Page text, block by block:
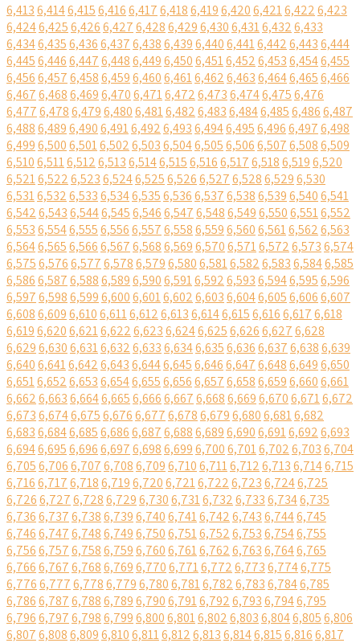
6,4136,4146,4156,4166,4176,4186,4196,4206,4216,4226,423
6,4246,4256,4266,4276,4286,4296,4306,4316,4326,433
6,4346,4356,4366,4376,4386,4396,4406,4416,4426,4436,444
6,4456,4466,4476,4486,4496,4506,4516,4526,4536,4546,455
6,4566,4576,4586,4596,4606,4616,4626,4636,4646,4656,466
6,4676,4686,4696,4706,4716,4726,4736,4746,4756,476
6,4776,4786,4796,4806,4816,4826,4836,4846,4856,4866,487
6,4886,4896,4906,4916,4926,4936,4946,4956,4966,4976,498
6,4996,5006,5016,5026,5036,5046,5056,5066,5076,5086,509
6,5106,5116,5126,5136,5146,5156,5166,5176,5186,5196,520
6,5216,5226,5236,5246,5256,5266,5276,5286,5296,530
6,5316,5326,5336,5346,5356,5366,5376,5386,5396,5406,541
6,5426,5436,5446,5456,5466,5476,5486,5496,5506,5516,552
6,5536,5546,5556,5566,5576,5586,5596,5606,5616,5626,563
6,5646,5656,5666,5676,5686,5696,5706,5716,5726,5736,574
6,5756,5766,5776,5786,5796,5806,5816,5826,5836,5846,585
6,5866,5876,5886,5896,5906,5916,5926,5936,5946,5956,596
6,5976,5986,5996,6006,6016,6026,6036,6046,6056,6066,607
6,6086,6096,6106,6116,6126,6136,6146,6156,6166,6176,618
6,6196,6206,6216,6226,6236,6246,6256,6266,6276,628
6,6296,6306,6316,6326,6336,6346,6356,6366,6376,6386,639
6,6406,6416,6426,6436,6446,6456,6466,6476,6486,6496,650
6,6516,6526,6536,6546,6556,6566,6576,6586,6596,6606,661
6,6626,6636,6646,6656,6666,6676,6686,6696,6706,6716,672
6,6736,6746,6756,6766,6776,6786,6796,6806,6816,682
6,6836,6846,6856,6866,6876,6886,6896,6906,6916,6926,693
6,6946,6956,6966,6976,6986,6996,7006,7016,7026,7036,704
6,7056,7066,7076,7086,7096,7106,7116,7126,7136,7146,715
6,7166,7176,7186,7196,7206,7216,7226,7236,7246,725
6,7266,7276,7286,7296,7306,7316,7326,7336,7346,735
6,7366,7376,7386,7396,7406,7416,7426,7436,7446,745
6,7466,7476,7486,7496,7506,7516,7526,7536,7546,755
6,7566,7576,7586,7596,7606,7616,7626,7636,7646,765
6,7666,7676,7686,7696,7706,7716,7726,7736,7746,775
6,7766,7776,7786,7796,7806,7816,7826,7836,7846,785
6,7866,7876,7886,7896,7906,7916,7926,7936,7946,795
6,7966,7976,7986,7996,8006,8016,8026,8036,8046,8056,806
6,8076,8086,8096,8106,8116,8126,8136,8146,8156,8166,817